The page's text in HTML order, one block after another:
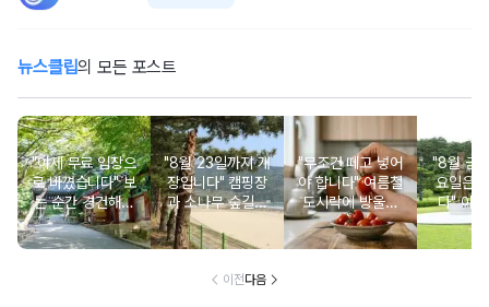
뉴스클립의 모든 포스트
"이제 무료 입장으
로 바꼈습니다" 보
는 순간 경건해지
고 마음이 편안해
지는 사찰 여행지
"8월 23일까지 개
장입니다" 캠핑장
과 소나무 숲길이
붙어있는 조용한
남해 해수욕장
"무조건 떼고 넣어
야 합니다" 여름철
도시락에 방울토
마토 꼭지 그대로
넣으면 생기는 일
"8월 금
요일은
다" 이
무료로
한 의미
이전다음